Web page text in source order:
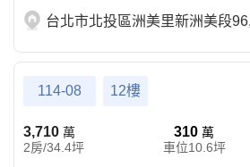
台北市北投區洲美里新洲美段
114-08 12樓
3,710 萬
2房/34.4坪
310萬
車位10.6坪